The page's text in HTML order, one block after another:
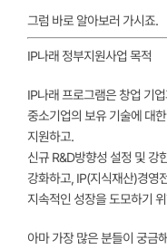
그럼 바로 알아보러 가시죠.
IP나래 정부지원사업 목적
IP나래 프로그램은창업 기
중소기업의 보유 기술에 대
지원하고.
신규 R&D방향성 설정 및 강
강화하고, IP(지식재산)경영
지속적인 성장을 도모하기
아마 가장 많은 분들이 궁금